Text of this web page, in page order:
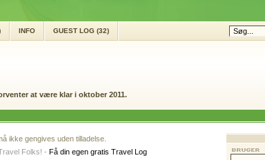
INFO GUEST LOG (32)
at være klar i oktober 2011.
ikke gengives uden tilladelse.
Folks! - Få din egen gratis Travel Log